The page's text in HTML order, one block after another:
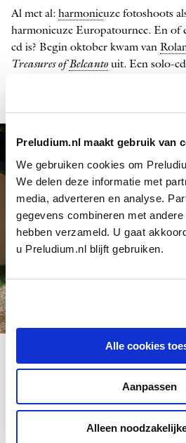
Preludium.nl maakt gebruik van
We gebruiken cookies om
We delen deze informatie met
media, adverteren en analyse.
gegevens combineren met
hebben verzameld. U gaat
u Preludium.nl blijft gebruiken.
Alle cookies
Aanpassen
Alleen
Al met al: harmonieuze fotoshoots
harmonieuze Europatournee. En of
cd is? Begin oktober kwam van
Treasures ofBelcanto uit. Een solo-
Cecilia Bartoli en Rolando
FOTO: DOUGLAS KIRKLAND
Cecilia Bartoli:
‘Ik heb Rolando’s nieuwsgierigheid
bewonderd: hij is een van de
tot en met zelfs